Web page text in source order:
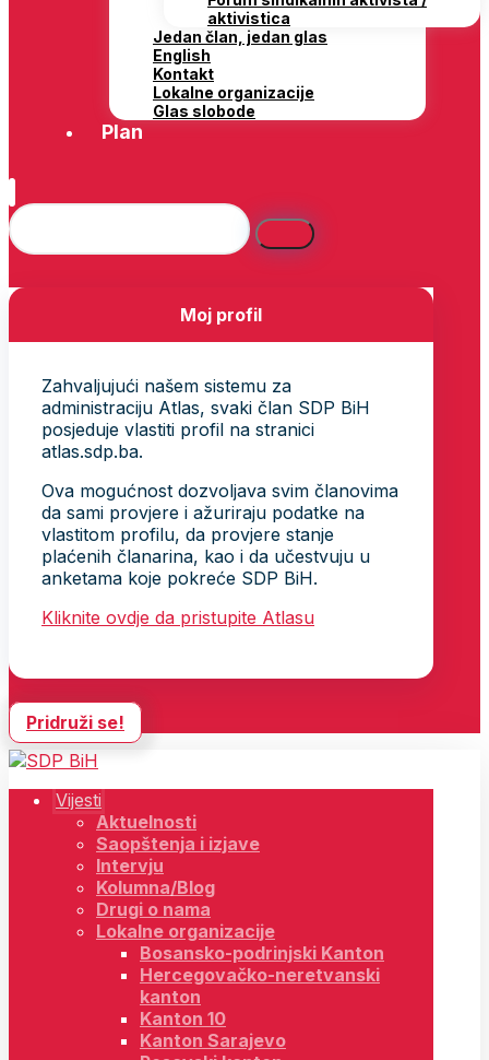
aktivistica
Jedan član, jedan glas
English
Kontakt
Lokalne organizacije
Glas slobode
Plan
Moj profil
Zahvaljujući našem sistemu za
administraciju Atlas, svaki član SDP BiH
posjeduje vlastiti profil na stranici
atlas.sdp.ba.
Ova mogućnost dozvoljava svim članovima
da sami provjere i ažuriraju podatke na
vlastitom profilu, da provjere stanje
plaćenih članarina, kao i da učestvuju u
anketama koje pokreće SDP BiH.
Kliknite ovdje da pristupite Atlasu
Pridruži se!
Vijesti
Aktuelnosti
Saopštenja i izjave
Intervju
Kolumna/Blog
Drugi o nama
Lokalne organizacije
Bosansko-podrinjski Kanton
Hercegovačko-neretvanski
kanton
Kanton 10
Kanton Sarajevo